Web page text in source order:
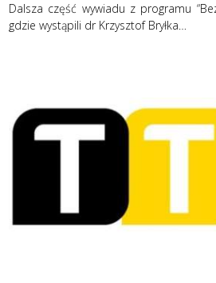
Dalsza część wywiadu z programu
gdzie wystąpili dr Krzysztof Bryłka…